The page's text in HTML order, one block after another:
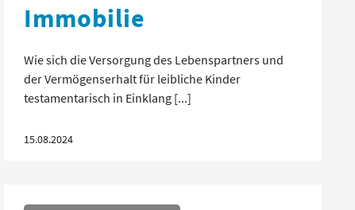
Immobilie
Wie sich die Versorgung des Lebenspartners und
der Vermögenserhalt für leibliche Kinder
testamentarisch in Einklang [...]
15.08.2024